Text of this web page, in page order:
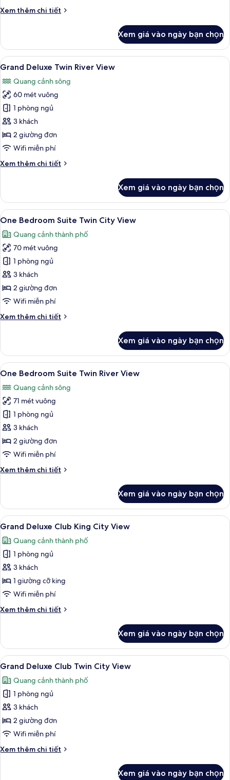
Xem thêm chi tiết
Chi
Grand
Deluxe
Twin
View
Xem giá vào ngày bạn chọn
Xem
tất
cả
ảnh
Grand
Deluxe
Twin
River
Grand Deluxe Twin River View | Bộ
18
Grand Deluxe Twin River View
Quang cảnh sông
60 mét vuông
1 phòng ngủ
3 khách
2 giường đơn
Wifi miễn phí
Xem thêm chi tiết
Chi
Grand
Deluxe
Twin
View
Xem giá vào ngày bạn chọn
Xem
tất
cả
ảnh
One
Bedroom
Suite
Twin
View
Bộ đồ giường cao cấp, chăn bông,
16
One Bedroom Suite Twin City View
Quang cảnh thành phố
70 mét vuông
1 phòng ngủ
3 khách
2 giường đơn
Wifi miễn phí
Xem thêm chi tiết
Chi
One
Bedroom
Suite
City
View
Xem giá vào ngày bạn chọn
Xem
tất
cả
ảnh
One
Bedroom
Suite
Twin
View
Bộ đồ giường cao cấp, chăn bông,
18
One Bedroom Suite Twin River View
Quang cảnh sông
71 mét vuông
1 phòng ngủ
3 khách
2 giường đơn
Wifi miễn phí
Xem thêm chi tiết
Chi
One
Bedroom
Suite
River
View
Xem giá vào ngày bạn chọn
Xem
tất
cả
ảnh
Grand
Deluxe
Club
City
Bộ đồ giường cao cấp, chăn bông,
6
Grand Deluxe Club King City View
Quang cảnh thành phố
1 phòng ngủ
3 khách
1 giường cỡ king
Wifi miễn phí
Xem thêm chi tiết
Chi
Grand
Deluxe
Club
City
View
Xem giá vào ngày bạn chọn
Xem
tất
cả
ảnh
Grand
Deluxe
Club
City
Bộ đồ giường cao cấp, chăn bông,
6
Grand Deluxe Club Twin City View
Quang cảnh thành phố
1 phòng ngủ
3 khách
2 giường đơn
Wifi miễn phí
Xem thêm chi tiết
Chi
Xem giá vào ngày bạn chọn